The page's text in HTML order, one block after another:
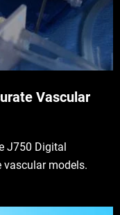
Vascular
J750 Digital
vascular models.